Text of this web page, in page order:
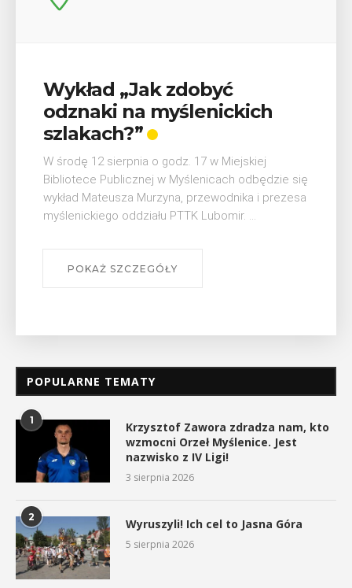
V Turniej Myślimira.
Mieszczanie i rzemieślnicy
W ostatni weekend wakacji, czyli 29-30 sierpnia w
Myślenicach odbędzie się piąta edycja Turnieju
Myślimira. Wydarzenie organizowane przez
Muzeum Niepodległości w Myślenicach odbędzie
się na ...
POKAŻ SZCZEGÓŁY
POPULARNE TEMATY
1
Krzysztof Zawora zdradza nam, kto
wzmocni Orzeł Myślenice. Jest
nazwisko z IV Ligi!
3 sierpnia 2026
2 Wyruszyli! Ich cel to Jasna Góra
5 sierpnia 2026